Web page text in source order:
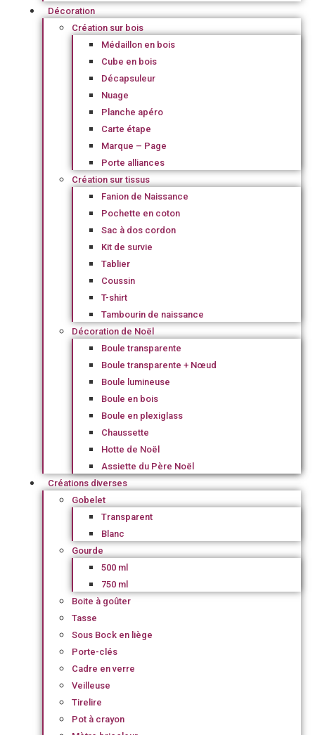
Décoration
Création sur bois
Médaillon en bois
Cube en bois
Décapsuleur
Nuage
Planche apéro
Carte étape
Marque – Page
Porte alliances
Création sur tissus
Fanion de Naissance
Pochette en coton
Sac à dos cordon
Kit de survie
Tablier
Coussin
T-shirt
Tambourin de naissance
Décoration de Noël
Boule transparente
Boule transparente + Nœud
Boule lumineuse
Boule en bois
Boule en plexiglass
Chaussette
Hotte de Noël
Assiette du Père Noël
Créations diverses
Gobelet
Transparent
Blanc
Gourde
500 ml
750 ml
Boite à goûter
Tasse
Sous Bock en liège
Porte-clés
Cadre en verre
Veilleuse
Tirelire
Pot à crayon